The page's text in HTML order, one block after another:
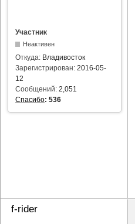
Участник
Неактивен
Откуда: Владивосток
Зарегистрирован: 2016-05-
12
Сообщений: 2,051
Спасибо: 536
f-rider